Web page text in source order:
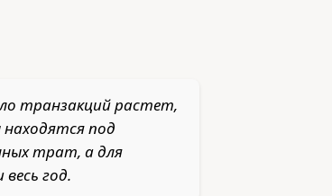
транзакций растет,
под
трат, а для
год.